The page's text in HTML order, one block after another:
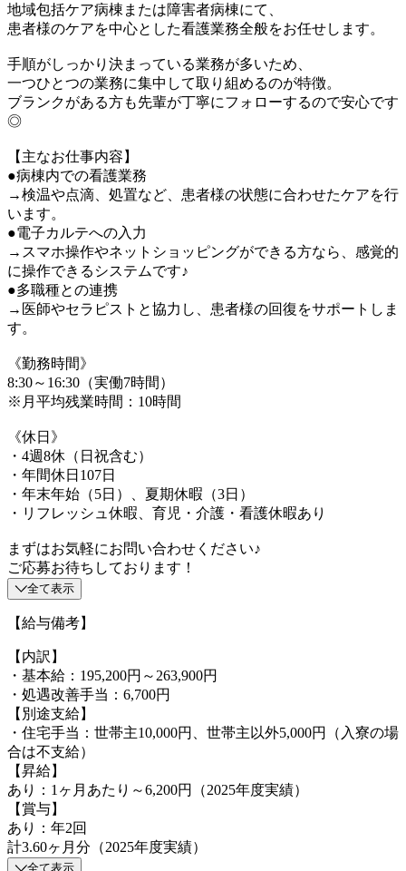
地域包括ケア病棟または障害者病棟にて、
患者様のケアを中心とした看護業務全般をお任せします。
手順がしっかり決まっている業務が多いため、
一つひとつの業務に集中して取り組めるのが特徴。
ブランクがある方も先輩が丁寧にフォローするので安心です
◎
【主なお仕事内容】
●病棟内での看護業務
→検温や点滴、処置など、患者様の状態に合わせたケアを行
います。
●電子カルテへの入力
→スマホ操作やネットショッピングができる方なら、感覚的
に操作できるシステムです♪
●多職種との連携
→医師やセラピストと協力し、患者様の回復をサポートしま
す。
《勤務時間》
8:30～16:30（実働7時間）
※月平均残業時間：10時間
《休日》
・4週8休（日祝含む）
・年間休日107日
・年末年始（5日）、夏期休暇（3日）
・リフレッシュ休暇、育児・介護・看護休暇あり
まずはお気軽にお問い合わせください♪
ご応募お待ちしております！
全て表示
【給与備考】
【内訳】
・基本給：195,200円～263,900円
・処遇改善手当：6,700円
【別途支給】
・住宅手当：世帯主10,000円、世帯主以外5,000円（入寮の場
合は不支給）
【昇給】
あり：1ヶ月あたり～6,200円（2025年度実績）
【賞与】
あり：年2回
計3.60ヶ月分（2025年度実績）
全て表示